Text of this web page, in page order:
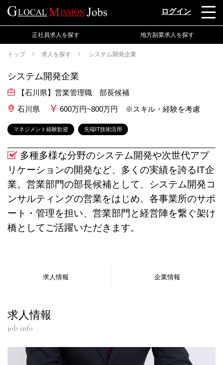
ログイン
正社員求人を探す 地方副業求人を探す
トップ 求人を探す システム開発企業
システム開発企業
【石川県】営業管理職 部長候補
石川県
600万円~800万円 ※スキル・経験を考慮
マネジメント経験歓迎 先端IT技術活用
多種多様な分野のシステム開発や次世代アプ
リケーションの開発など、多くの実績を誇るIT企
業。営業部門の部長候補として、システム開発コ
ンサルティングの営業をはじめ、各事業所のサポ
ート・管理を担い、営業部門と経営陣を繋ぐ架け
橋としてご活躍いただきます。
求人情報 企業情報
求人情報
job info